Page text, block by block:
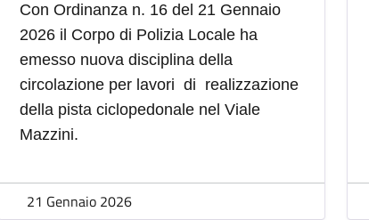
Con Ordinanza n. 16 del 21 Gennaio
2026 il Corpo di Polizia Locale ha
emesso nuova disciplina della
circolazione per lavori di realizzazione
della pista ciclopedonale nel Viale
Mazzini.
21 Gennaio 2026